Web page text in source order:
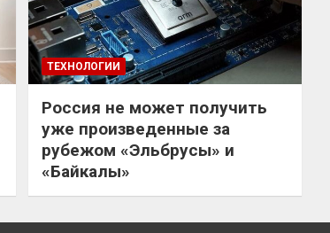
ТЕХНОЛОГИИ
Россия не может получить
уже произведенные за
рубежом «Эльбрусы» и
«Байкалы»